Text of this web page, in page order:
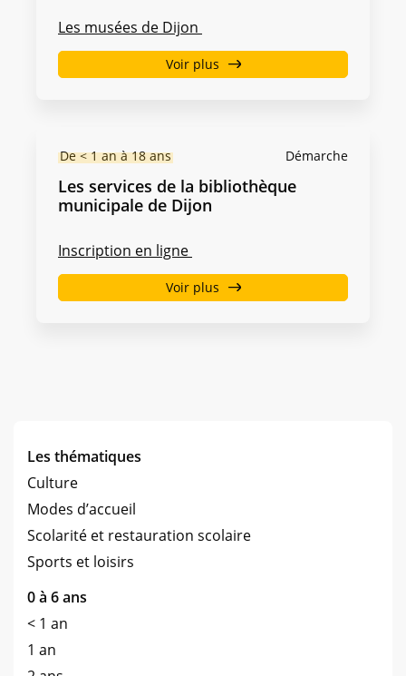
Les musées de Dijon
Voir plus
Démarche
De < 1 an à 18 ans
Les services de la bibliothèque
municipale de Dijon
Inscription en ligne
Voir plus
Les thématiques
Culture
Modes d’accueil
Scolarité et restauration scolaire
Sports et loisirs
0 à 6 ans
< 1 an
1 an